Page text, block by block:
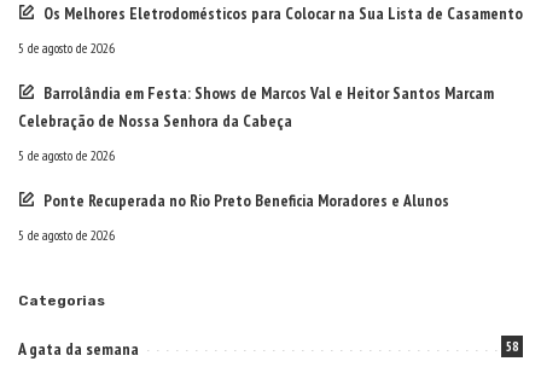
Os Melhores Eletrodomésticos para Colocar na Sua Lista de Casamento
5 de agosto de 2026
Barrolândia em Festa: Shows de Marcos Val e Heitor Santos Marcam
Celebração de Nossa Senhora da Cabeça
5 de agosto de 2026
Ponte Recuperada no Rio Preto Beneficia Moradores e Alunos
5 de agosto de 2026
Categorias
A gata da semana 58